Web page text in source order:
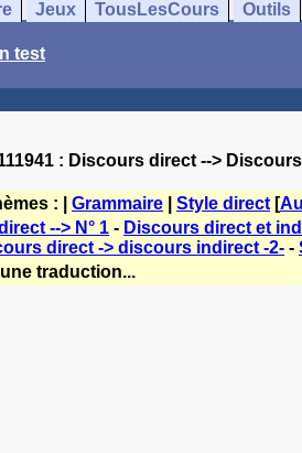
Jeux TousLesCours Outils
test
: Discours direct -->
: | Grammaire Style direct [
--> N° 1 - Discours direct et
direct -> discours indirect -2- -
traduction...